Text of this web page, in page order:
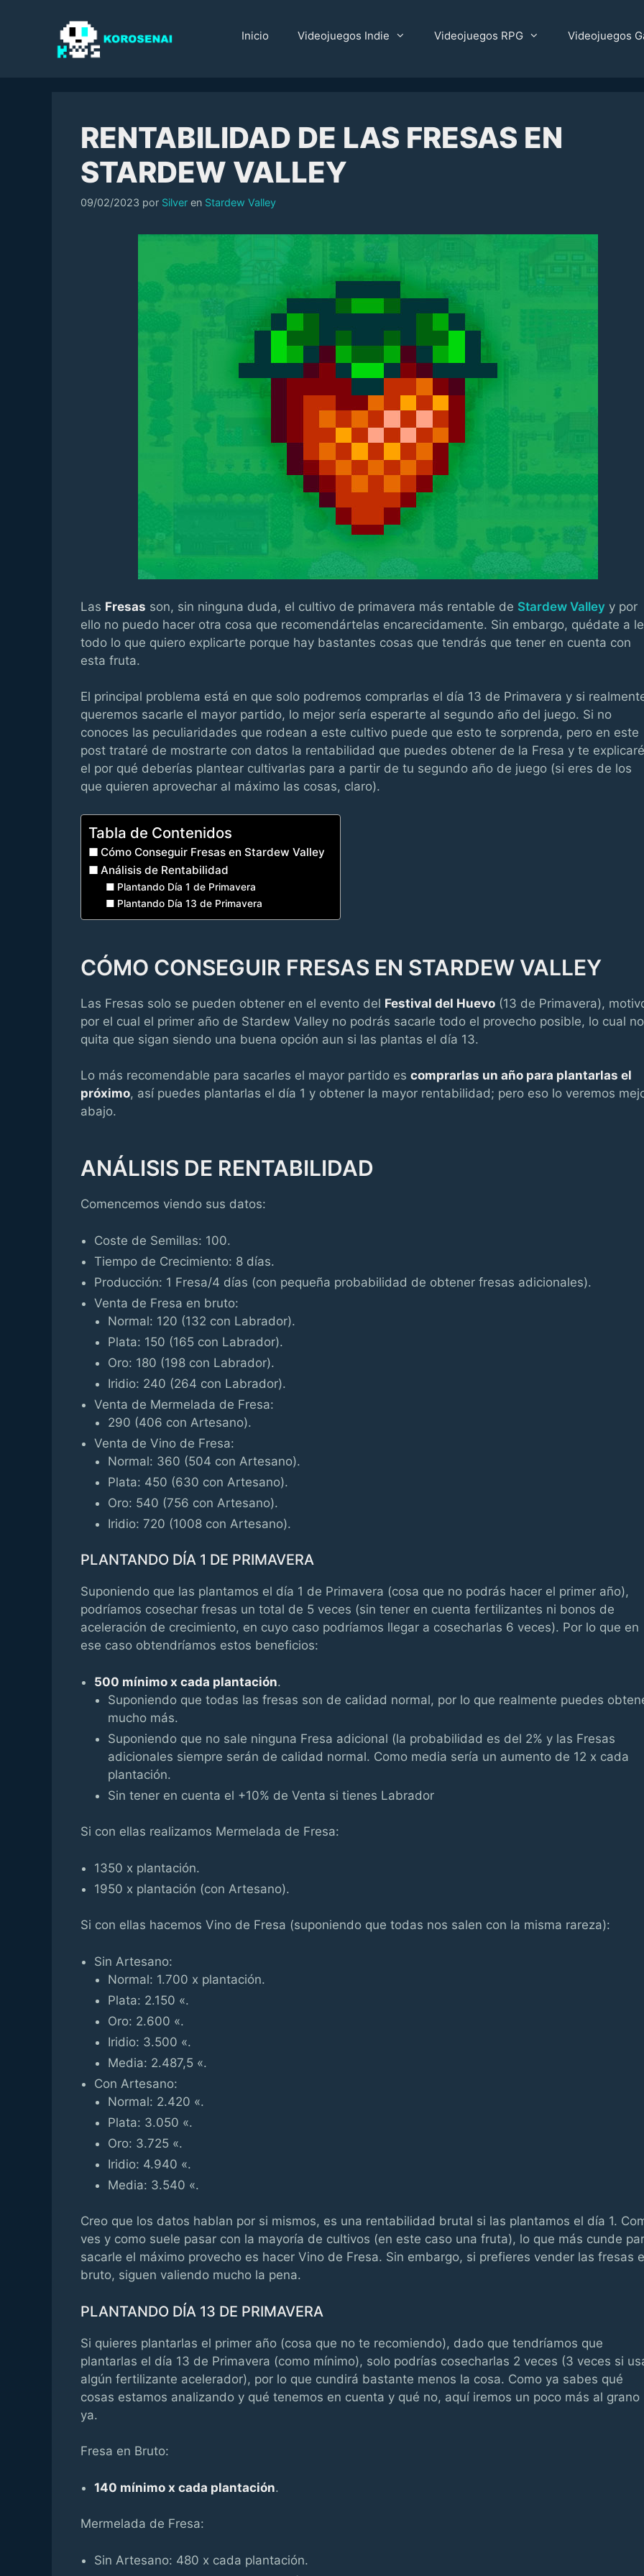
Inicio Videojuegos Indie Videojuegos RPG Videojuegos
RENTABILIDAD DE LAS FRESAS EN
STARDEW VALLEY
09/02/2023 por Silver en Categorías
Stardew Valley
Las Fresas son, sin ninguna duda, el cultivo de primavera más rentable de Stardew Valley y por
ello no puedo hacer otra cosa que recomendártelas encarecidamente. Sin embargo, quédate a
todo lo que quiero explicarte porque hay bastantes cosas que tendrás que tener en cuenta con
esta fruta.
El principal problema está en que solo podremos comprarlas el día 13 de Primavera y si
queremos sacarle el mayor partido, lo mejor sería esperarte al segundo año del juego. Si no
conoces las peculiaridades que rodean a este cultivo puede que esto te sorprenda, pero en este
post trataré de mostrarte con datos la rentabilidad que puedes obtener de la Fresa y te explicaré
el por qué deberías plantear cultivarlas para a partir de tu segundo año de juego (si eres de los
que quieren aprovechar al máximo las cosas, claro).
Tabla de Contenidos
Cómo Conseguir Fresas en Stardew Valley
Análisis de Rentabilidad
Plantando Día 1 de Primavera
Plantando Día 13 de Primavera
CÓMO CONSEGUIR FRESAS EN STARDEW VALLEY
Las Fresas solo se pueden obtener en el evento del Festival del Huevo (13 de Primavera),
por el cual el primer año de Stardew Valley no podrás sacarle todo el provecho posible, lo cual no
quita que sigan siendo una buena opción aun si las plantas el día 13.
Lo más recomendable para sacarles el mayor partido es comprarlas un año para plantarlas el
próximo, así puedes plantarlas el día 1 y obtener la mayor rentabilidad; pero eso lo veremos
abajo.
ANÁLISIS DE RENTABILIDAD
Comencemos viendo sus datos:
Coste de Semillas: 100.
Tiempo de Crecimiento: 8 días.
Producción: 1 Fresa/4 días (con pequeña probabilidad de obtener fresas adicionales).
Venta de Fresa en bruto:
Normal: 120 (132 con Labrador).
Plata: 150 (165 con Labrador).
Oro: 180 (198 con Labrador).
Iridio: 240 (264 con Labrador).
Venta de Mermelada de Fresa:
290 (406 con Artesano).
Venta de Vino de Fresa:
Normal: 360 (504 con Artesano).
Plata: 450 (630 con Artesano).
Oro: 540 (756 con Artesano).
Iridio: 720 (1008 con Artesano).
PLANTANDO DÍA 1 DE PRIMAVERA
Suponiendo que las plantamos el día 1 de Primavera (cosa que no podrás hacer el primer año),
podríamos cosechar fresas un total de 5 veces (sin tener en cuenta fertilizantes ni bonos de
aceleración de crecimiento, en cuyo caso podríamos llegar a cosecharlas 6 veces). Por lo que en
ese caso obtendríamos estos beneficios:
500 mínimo x cada plantación.
Suponiendo que todas las fresas son de calidad normal, por lo que realmente puedes
mucho más.
Suponiendo que no sale ninguna Fresa adicional (la probabilidad es del 2% y las Fresas
adicionales siempre serán de calidad normal. Como media sería un aumento de 12 x cada
plantación.
Sin tener en cuenta el +10% de Venta si tienes Labrador
Si con ellas realizamos Mermelada de Fresa:
1350 x plantación.
1950 x plantación (con Artesano).
Si con ellas hacemos Vino de Fresa (suponiendo que todas nos salen con la misma rareza):
Sin Artesano:
Normal: 1.700 x plantación.
Plata: 2.150 «.
Oro: 2.600 «.
Iridio: 3.500 «.
Media: 2.487,5 «.
Con Artesano:
Normal: 2.420 «.
Plata: 3.050 «.
Oro: 3.725 «.
Iridio: 4.940 «.
Media: 3.540 «.
Creo que los datos hablan por si mismos, es una rentabilidad brutal si las plantamos el día 1.
ves y como suele pasar con la mayoría de cultivos (en este caso una fruta), lo que más cunde
sacarle el máximo provecho es hacer Vino de Fresa. Sin embargo, si prefieres vender las fresas
bruto, siguen valiendo mucho la pena.
PLANTANDO DÍA 13 DE PRIMAVERA
Si quieres plantarlas el primer año (cosa que no te recomiendo), dado que tendríamos que
plantarlas el día 13 de Primavera (como mínimo), solo podrías cosecharlas 2 veces (3 veces si
algún fertilizante acelerador), por lo que cundirá bastante menos la cosa. Como ya sabes qué
cosas estamos analizando y qué tenemos en cuenta y qué no, aquí iremos un poco más al grano
ya.
Fresa en Bruto:
140 mínimo x cada plantación.
Mermelada de Fresa:
Sin Artesano: 480 x cada plantación.